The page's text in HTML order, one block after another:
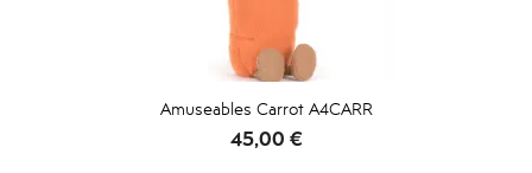
Amuseables Carrot A4CARR
Prix
45,00 €